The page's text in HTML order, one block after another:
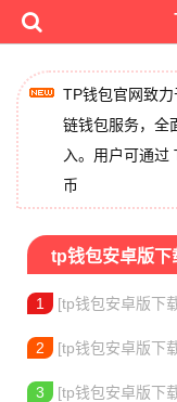
TP钱包官网致
链钱包服务，全
入。用户可通过
币
tp钱包安卓版下
1 [tp钱包安卓版下
2 [tp钱包安卓版下
3 [tp钱包安卓版下